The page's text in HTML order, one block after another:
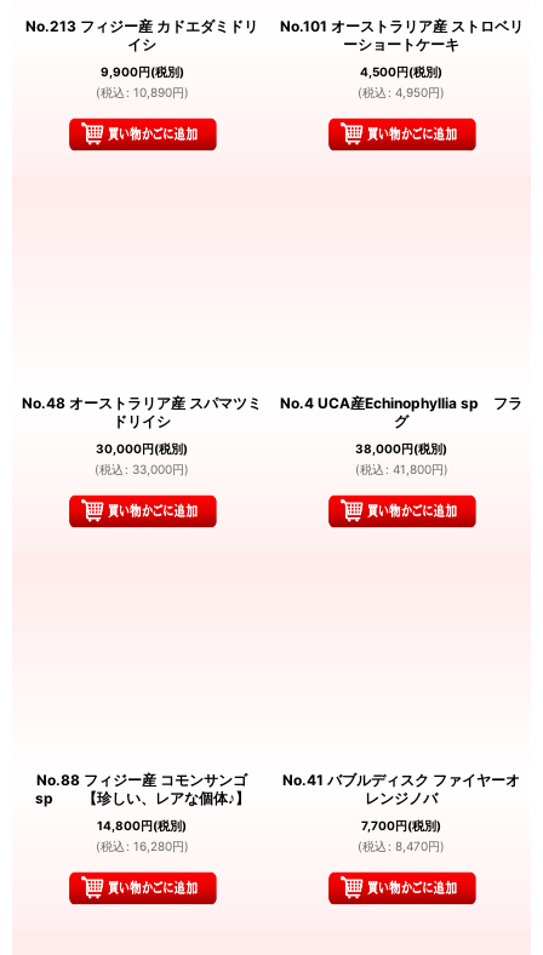
No.213 フィジー産 カドエダミドリ
イシ
9,900円(税別)
(税込 : 10,890円)
No.101 オーストラリア産 ストロベリ
ーショートケーキ
4,500円(税別)
(税込 : 4,950円)
No.48 オーストラリア産 スパマツミ
ドリイシ
30,000円(税別)
(税込 : 33,000円)
No.4 UCA産Echinophyllia sp フラ
グ
38,000円(税別)
(税込 : 41,800円)
No.88 フィジー産 コモンサンゴ
sp 【珍しい、レアな個体♪】
14,800円(税別)
(税込 : 16,280円)
No.41 バブルディスク ファイヤーオ
レンジノバ
7,700円(税別)
(税込 : 8,470円)